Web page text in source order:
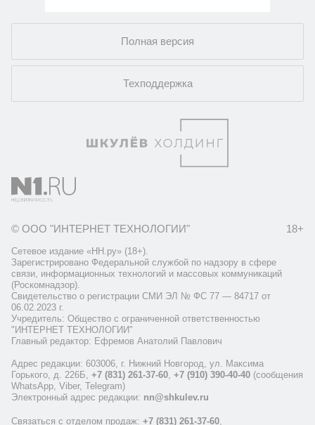
Полная версия
Техподдержка
© ООО "ИНТЕРНЕТ ТЕХНОЛОГИИ" 18+
Сетевое издание «НН.ру» (18+).
Зарегистрировано Федеральной службой по надзору в сфере
связи, информационных технологий и массовых коммуникаций
(Роскомнадзор).
Свидетельство о регистрации СМИ ЭЛ № ФС 77 — 84717 от
06.02.2023 г.
Учредитель: Общество с ограниченной ответственностью
"ИНТЕРНЕТ ТЕХНОЛОГИИ"
Главный редактор: Ефремов Анатолий Павлович
Адрес редакции: 603006, г. Нижний Новгород, ул. Максима
Горького, д. 226Б, +7 (831) 261-37-60, +7 (910) 390-40-40 (сообщения
WhatsApp, Viber, Telegram)
Электронный адрес редакции: nn@shkulev.ru
Связаться с отделом продаж: +7 (831) 261-37-60,